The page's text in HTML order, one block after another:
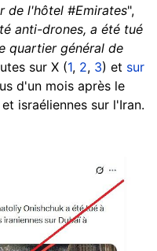
de l'hôtel #Emirates",
anti-drones, a été tué
quartier général de
sur X (1, 2, 3) et sur
d'un mois après le
israéliennes sur l'Iran.